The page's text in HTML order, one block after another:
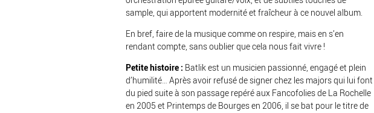
sample, qui apportent modernité et fraîcheur à ce nouvel album.
En bref, faire de la musique comme on respire, mais en s’en
rendant compte, sans oublier que cela nous fait vivre !
Petite histoire : Batlik est un musicien passionné, engagé et plein
d’humilité… Après avoir refusé de signer chez les majors qui lui font
du pied suite à son passage repéré aux Fancofolies de La Rochelle
en 2005 et Printemps de Bourges en 2006, il se bat pour le titre de